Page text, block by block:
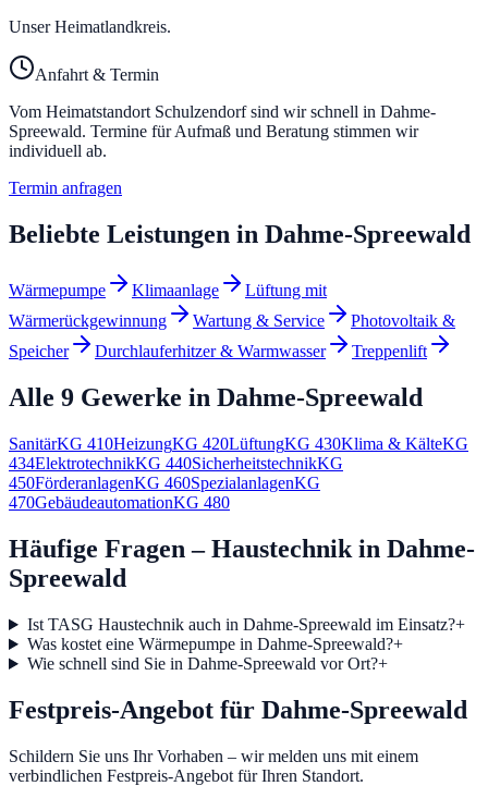
Unser Heimatlandkreis.
Anfahrt & Termin
Vom Heimatstandort Schulzendorf sind wir schnell in Dahme-
Spreewald. Termine für Aufmaß und Beratung stimmen wir
individuell ab.
Termin anfragen
Beliebte Leistungen in Dahme-Spreewald
Wärmepumpe Klimaanlage
Lüftung mit
Wärmerückgewinnung
Wartung & Service
Photovoltaik &
Speicher
Durchlauferhitzer & Warmwasser Treppenlift
Alle 9 Gewerke in Dahme-Spreewald
SanitärKG 410HeizungKG 420LüftungKG 430Klima & KälteKG
434ElektrotechnikKG 440SicherheitstechnikKG
450FörderanlagenKG 460SpezialanlagenKG
470GebäudeautomationKG 480
Häufige Fragen – Haustechnik in Dahme-
Spreewald
Ist TASG Haustechnik auch in Dahme-Spreewald im Einsatz?+
Was kostet eine Wärmepumpe in Dahme-Spreewald?+
Wie schnell sind Sie in Dahme-Spreewald vor Ort?+
Festpreis-Angebot für Dahme-Spreewald
Schildern Sie uns Ihr Vorhaben – wir melden uns mit einem
verbindlichen Festpreis-Angebot für Ihren Standort.